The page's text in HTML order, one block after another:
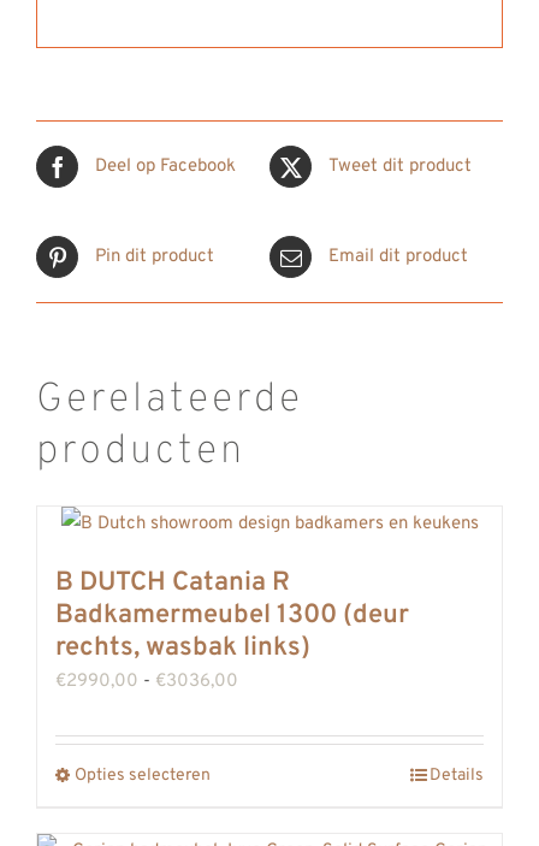
Deel op Facebook Tweet dit product
Pin dit product Email dit product
Gerelateerde
producten
B DUTCH Catania R
Badkamermeubel 1300 (deur
rechts, wasbak links)
€2990,00 - €3036,00
tot
Opties selecteren Details